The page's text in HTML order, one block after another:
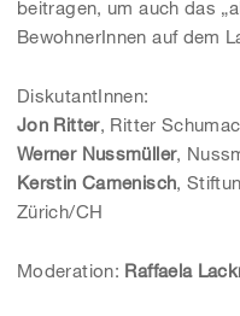
beitragen, um auch das
BewohnerInnen auf dem
DiskutantInnen:
Jon Ritter, Ritter
Werner Nussmüller,
Kerstin Camenisch,
Zürich/CH
Moderation: Raffaela